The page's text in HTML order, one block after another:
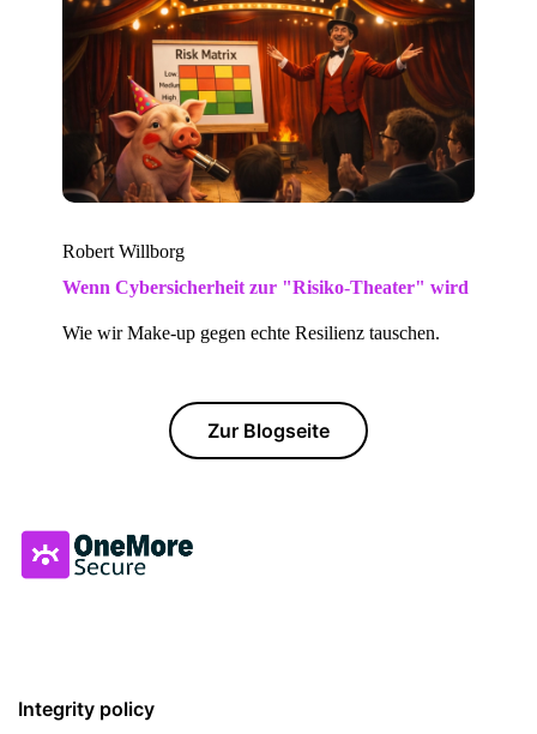
Robert Willborg
Wenn Cybersicherheit zur "Risiko-Theater" wird
Wie wir Make-up gegen echte Resilienz tauschen.
Zur Blogseite
Integrity policy